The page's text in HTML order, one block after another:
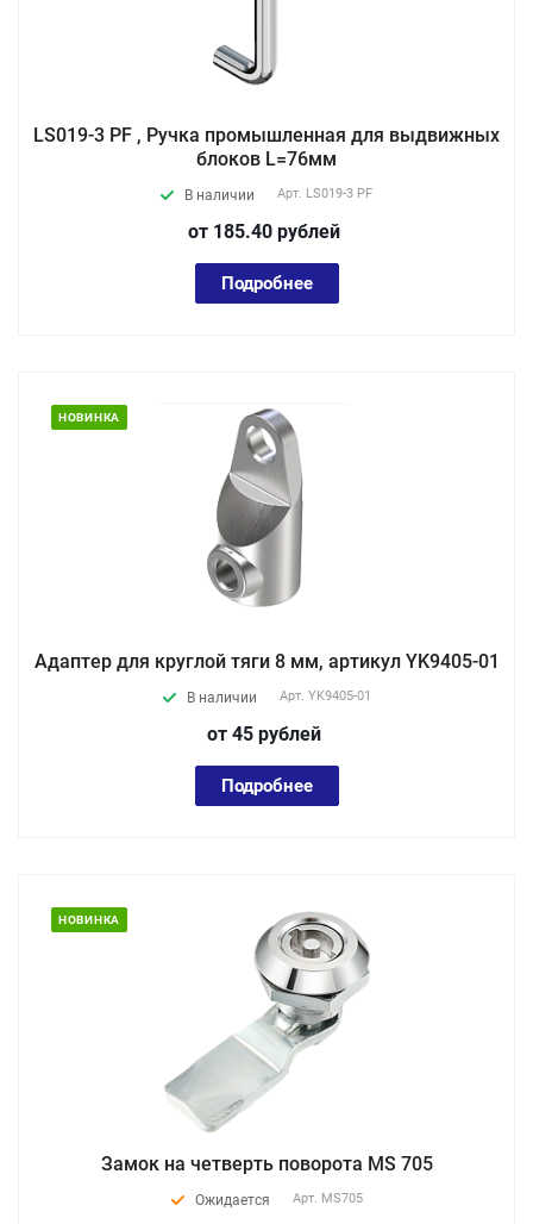
LS019-3 PF , Ручка промышленная для выдвижных
блоков L=76мм
В наличии Арт. LS019-3 PF
от 185.40 рублей
Подробнее
НОВИНКА
Адаптер для круглой тяги 8 мм, артикул YK9405-01
В наличии Арт. YK9405-01
от 45 рублей
Подробнее
НОВИНКА
Замок на четверть поворота MS 705
Ожидается Арт. MS705